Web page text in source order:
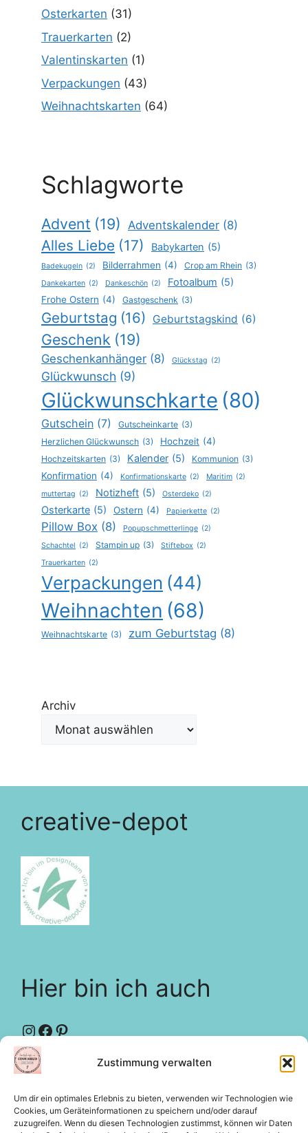
Zustimmung verwalten
Um dir ein optimales Erlebnis zu bieten, verwenden wir Technologien wie
Cookies, um Geräteinformationen zu speichern und/oder darauf
zuzugreifen. Wenn du diesen Technologien zustimmst, können wir Daten
Osterkarten (31)
Trauerkarten (2)
Valentinskarten (1)
Verpackungen (43)
Weihnachtskarten (64)
Schlagworte
Advent (19) Adventskalender (8)
Alles Liebe (17) Babykarten (5)
Badekugeln (2) Bilderrahmen (4) Crop am Rhein (3)
Dankekarten (2) Dankeschön (2) Fotoalbum (5)
Frohe Ostern (4) Gastgeschenk (3)
Geburtstag (16) Geburtstagskind (6)
Geschenk (19)
Geschenkanhänger (8) Glückstag (2)
Glückwunsch (9)
Glückwunschkarte (80)
Gutschein (7) Gutscheinkarte (3)
Herzlichen Glückwunsch (3) Hochzeit (4)
Hochzeitskarten (3) Kalender (5) Kommunion (3)
Konfirmation (4) Konfirmationskarte (2) Maritim (2)
muttertag (2) Notizheft (5) Osterdeko (2)
Osterkarte (5) Ostern (4) Papierkette (2)
Pillow Box (8) Popupschmetterlinge (2)
Schachtel (2) Stampin up (3) Stiftebox (2)
Trauerkarten (2)
Verpackungen (44)
Weihnachten (68)
Weihnachtskarte (3) zum Geburtstag (8)
Archiv
creative-depot
Hier bin ich auch
Instagram
Facebook
Pinterest
Designteam creative-depot
Rechtliches